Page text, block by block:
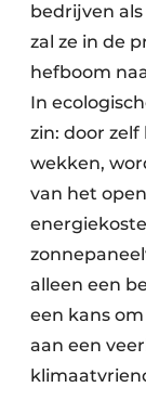
bedrijven
zal ze in de
hefboom
In
zin: door
wekken,
van het
alleen een
een kans
aan een